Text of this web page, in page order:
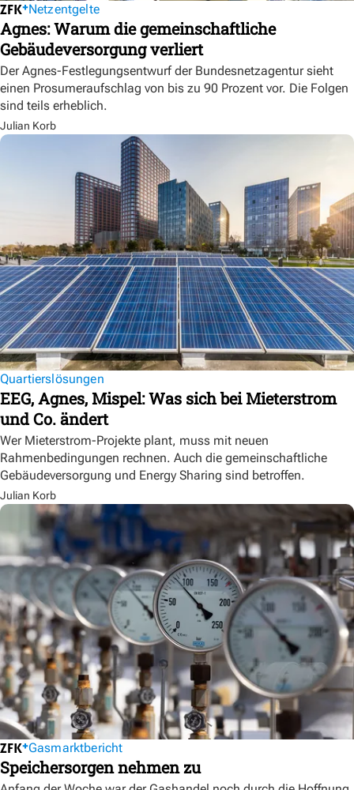
Netzentgelte
Agnes: Warum die gemeinschaftliche
Gebäudeversorgung verliert
Der Agnes-Festlegungsentwurf der Bundesnetzagentur sieht
einen Prosumeraufschlag von bis zu 90 Prozent vor. Die Folgen
sind teils erheblich.
Julian Korb
Quartierslösungen
EEG, Agnes, Mispel: Was sich bei Mieterstrom
und Co. ändert
Wer Mieterstrom-Projekte plant, muss mit neuen
Rahmenbedingungen rechnen. Auch die gemeinschaftliche
Gebäudeversorgung und Energy Sharing sind betroffen.
Julian Korb
Gasmarktbericht
Speichersorgen nehmen zu